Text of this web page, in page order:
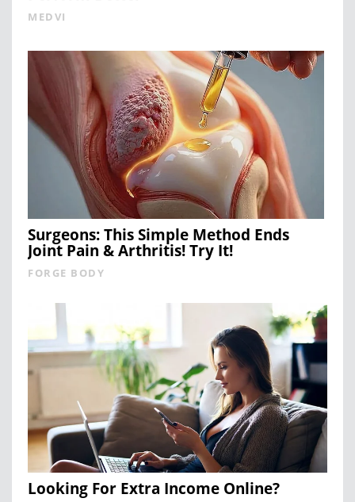
MEDVI
Surgeons: This Simple Method Ends
Joint Pain & Arthritis! Try It!
FORGE BODY
Looking For Extra Income Online?